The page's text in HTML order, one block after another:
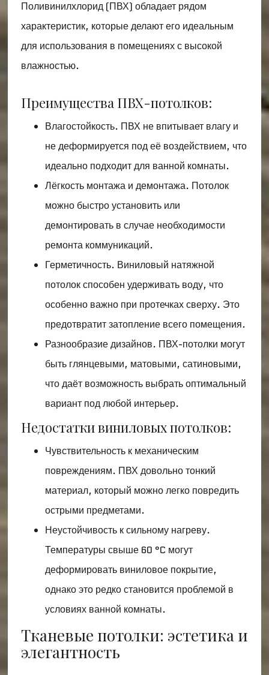
Поливинилхлорид (ПВХ) обладает рядом
характеристик, которые делают его идеальным
для использования в помещениях с высокой
влажностью.
Преимущества ПВХ-потолков:
Влагостойкость. ПВХ не впитывает влагу и
не деформируется под её воздействием, что
идеально подходит для ванной комнаты.
Лёгкость монтажа и демонтажа. Потолок
можно быстро установить или
демонтировать в случае необходимости
ремонта коммуникаций.
Герметичность. Виниловый натяжной
потолок способен удерживать воду, что
особенно важно при протечках сверху. Это
предотвратит затопление всего помещения.
Разнообразие дизайнов. ПВХ-потолки могут
быть глянцевыми, матовыми, сатиновыми,
что даёт возможность выбрать оптимальный
вариант под любой интерьер.
Недостатки виниловых потолков:
Чувствительность к механическим
повреждениям. ПВХ довольно тонкий
материал, который можно легко повредить
острыми предметами.
Неустойчивость к сильному нагреву.
Температуры свыше 60 °C могут
деформировать виниловое покрытие,
однако это редко становится проблемой в
условиях ванной комнаты.
Тканевые потолки: эстетика и
элегантность